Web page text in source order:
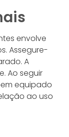
envolve
Assegure-
A
Ao seguir
equipado
ao uso